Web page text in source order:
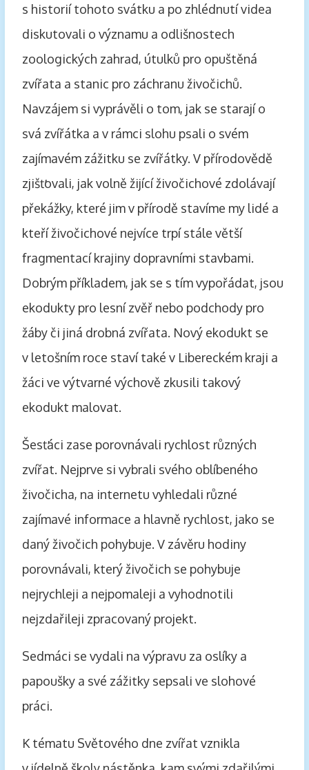
s historií tohoto svátku a po zhlédnutí videa
diskutovali o významu a odlišnostech
zoologických zahrad, útulků pro opuštěná
zvířata a stanic pro záchranu živočichů.
Navzájem si vyprávěli o tom, jak se starají o
svá zvířátka a v rámci slohu psali o svém
zajímavém zážitku se zvířátky. V přírodovědě
zjišťovali, jak volně žijící živočichové zdolávají
překážky, které jim v přírodě stavíme my lidé a
kteří živočichové nejvíce trpí stále větší
fragmentací krajiny dopravními stavbami.
Dobrým příkladem, jak se s tím vypořádat, jsou
ekodukty pro lesní zvěř nebo podchody pro
žáby či jiná drobná zvířata. Nový ekodukt se
v letošním roce staví také v Libereckém kraji a
žáci ve výtvarné výchově zkusili takový
ekodukt malovat.
Šesťáci zase porovnávali rychlost různých
zvířat. Nejprve si vybrali svého oblíbeného
živočicha, na internetu vyhledali různé
zajímavé informace a hlavně rychlost, jako se
daný živočich pohybuje. V závěru hodiny
porovnávali, který živočich se pohybuje
nejrychleji a nejpomaleji a vyhodnotili
nejzdařileji zpracovaný projekt.
Sedmáci se vydali na výpravu za oslíky a
papoušky a své zážitky sepsali ve slohové
práci.
K tématu Světového dne zvířat vznikla